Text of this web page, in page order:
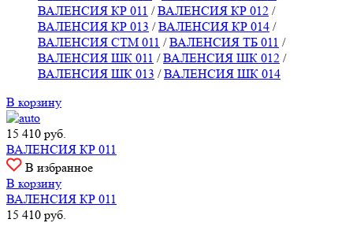
ВАЛЕНСИЯ КР 011 /ВАЛЕНСИЯ КР 012 /
ВАЛЕНСИЯ КР 013 /ВАЛЕНСИЯ КР 014 /
ВАЛЕНСИЯ СТМ 011 /ВАЛЕНСИЯ ТБ 011 /
ВАЛЕНСИЯ ШК 011 /ВАЛЕНСИЯ ШК 012 /
ВАЛЕНСИЯ ШК 013 /ВАЛЕНСИЯ ШК 014
В корзину
15 410 руб.
ВАЛЕНСИЯ КР 011
В избранное
В корзину
ВАЛЕНСИЯ КР 011
15 410 руб.